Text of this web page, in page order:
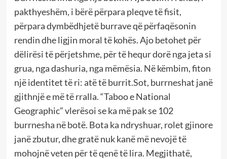
pakthyeshëm, i bërë përpara pleqve të fisit,
përpara dymbëdhjetë burrave që përfaqësonin
rendin dhe ligjin moral të kohës. Ajo betohet për
dëlirësi të përjetshme, për të hequr dorë nga jeta si
grua, nga dashuria, nga mëmësia. Në këmbim, fiton
një identitet të ri: atë të burrit.Sot, burrneshat janë
gjithnjë e më të rralla. “Taboo e National
Geographic” vlerësoi se ka më pak se 102
burrnesha në botë. Bota ka ndryshuar, rolet gjinore
janë zbutur, dhe gratë nuk kanë më nevojë të
mohojnë veten për të qenë të lira. Megjithatë,